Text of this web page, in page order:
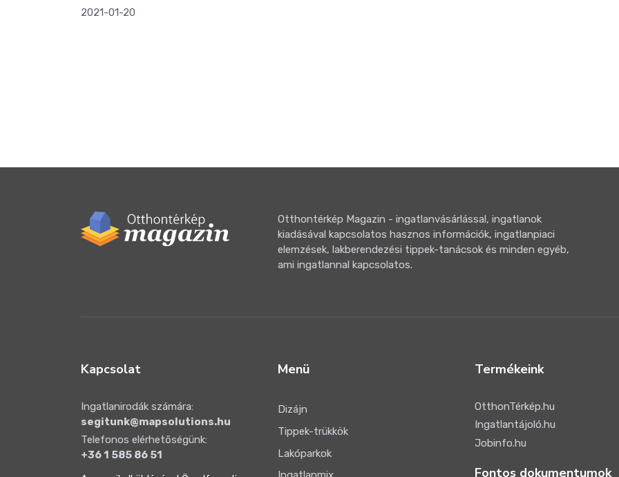
2021-01-20
Otthontérkép Magazin - ingatlanvásárlással, ingatlanok
kiadásával kapcsolatos hasznos információk, ingatlanpiaci
elemzések, lakberendezési tippek-tanácsok és minden egyéb,
ami ingatlannal kapcsolatos.
Kapcsolat
Ingatlanirodák számára:
segitunk@mapsolutions.hu
Telefonos elérhetőségünk:
+36 1 585 86 51
Menü
Dizájn
Tippek-trükkök
Lakóparkok
Termékeink
OtthonTérkép.hu
Ingatlantájoló.hu
Jobinfo.hu
Fontos dokumentumok